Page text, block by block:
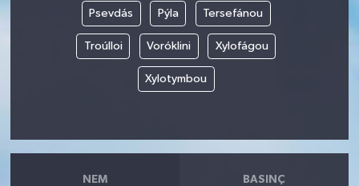
Psevdás Pýla Tersefánou
Troúlloi Voróklini Xylofágou
Xylotymbou
NEM BASINÇ